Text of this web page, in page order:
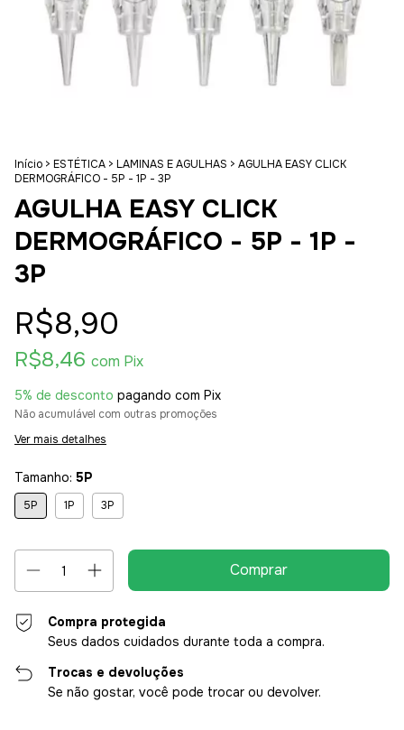
Início > ESTÉTICA > LAMINAS E AGULHAS > AGULHA EASY CLICK
DERMOGRÁFICO - 5P - 1P - 3P
AGULHA EASY CLICK
DERMOGRÁFICO - 5P - 1P -
3P
R$8,90
R$8,46 com Pix
5% de desconto pagando com Pix
Não acumulável com outras promoções
Ver mais detalhes
Tamanho: 5P
5P 1P 3P
Compra protegida
Seus dados cuidados durante toda a compra.
Trocas e devoluções
Se não gostar, você pode trocar ou devolver.